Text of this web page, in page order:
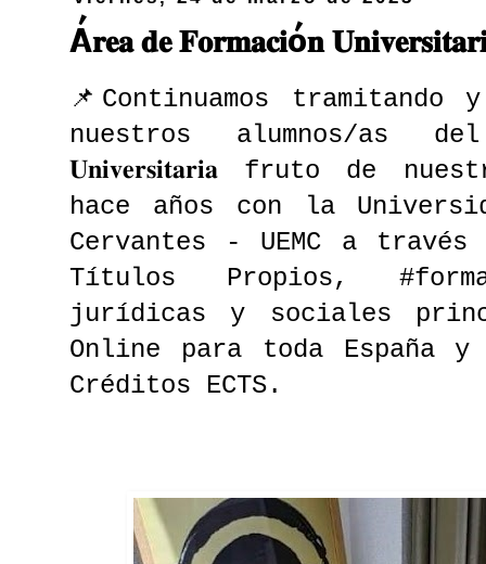
Á𝐫𝐞𝐚 𝐝𝐞 𝐅𝐨𝐫𝐦𝐚𝐜𝐢ó𝐧
📌Continuamos tramitando
nuestros alumnos/as
𝐔𝐧𝐢𝐯𝐞𝐫𝐬𝐢𝐭𝐚𝐫𝐢𝐚 fruto de
hace años con la
Cervantes - UEMC a través
Títulos Propios,
jurídicas y sociales
Online para toda España y
Créditos ECTS.